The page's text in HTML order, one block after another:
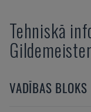
Tehniskā
VADĪBAS BLOKS